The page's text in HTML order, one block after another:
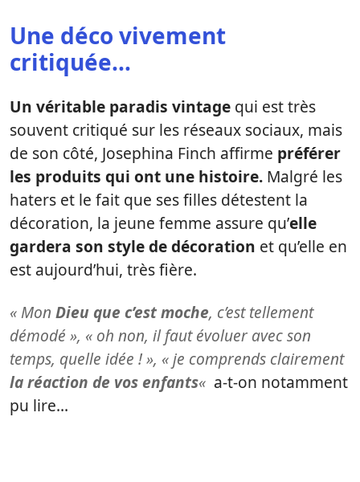
Une déco vivement
critiquée…
Un véritable paradis vintage qui est très
souvent critiqué sur les réseaux sociaux, mais
de son côté, Josephina Finch affirme préférer
les produits qui ont une histoire. Malgré les
haters et le fait que ses filles détestent la
décoration, la jeune femme assure qu’elle
gardera son style de décoration et qu’elle en
est aujourd’hui, très fière.
« Mon Dieu que c’est moche, c’est tellement
démodé », « oh non, il faut évoluer avec son
temps, quelle idée ! », « je comprends clairement
la réaction de vos enfants« a-t-on notamment
pu lire…